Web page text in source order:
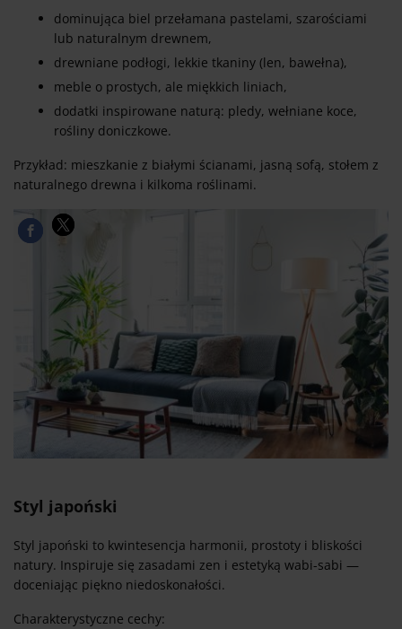
dominująca biel przełamana pastelami, szarościami
lub naturalnym drewnem,
drewniane podłogi, lekkie tkaniny (len, bawełna),
meble o prostych, ale miękkich liniach,
dodatki inspirowane naturą: pledy, wełniane koce,
rośliny doniczkowe.
Przykład: mieszkanie z białymi ścianami, jasną sofą, stołem z
naturalnego drewna i kilkoma roślinami.
Styl japoński
Styl japoński to kwintesencja harmonii, prostoty i bliskości
natury. Inspiruje się zasadami zen i estetyką wabi-sabi —
doceniając piękno niedoskonałości.
Charakterystyczne cechy: